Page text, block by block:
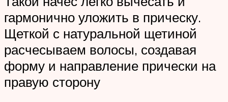
гармонично уложить в прическу.
Щеткой с натуральной щетиной
расчесываем волосы, создавая
форму и направление прически на
правую сторону